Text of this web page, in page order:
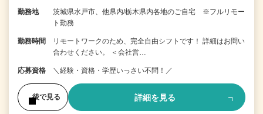
勤務地
茨城県水戸市、他県内/栃木県内各地のご自宅 ※フルリモー
ト勤務
勤務時間
リモートワークのため、完全自由シフトです！ 詳細はお問い
合わせください。 ＜会社営…
応募資格 ＼経験・資格・学歴いっさい不問！／
後で見る 詳細を見る